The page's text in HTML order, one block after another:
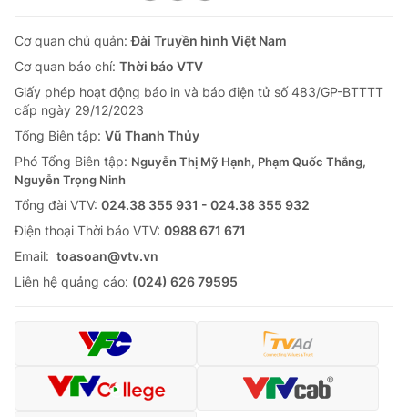
Cơ quan chủ quản:Đài Truyền hình Việt Nam
Cơ quan báo chí: Thời báo VTV
Giấy phép hoạt động báo in và báo điện tử số 483/GP-BTTTT
cấp ngày 29/12/2023
Tổng Biên tập: Vũ Thanh Thủy
Phó Tổng Biên tập: Nguyễn Thị Mỹ Hạnh, Phạm Quốc Thắng,
Nguyễn Trọng Ninh
Tổng đài VTV: 024.38 355 931 - 024.38 355 932
Ðiện thoại Thời báo VTV: 0988 671 671
Email: toasoan@vtv.vn
Liên hệ quảng cáo: (024) 626 79595